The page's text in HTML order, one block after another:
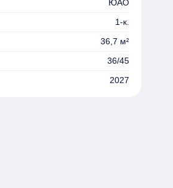
ЮАО
1-к.
36,7 м²
36/45
2027